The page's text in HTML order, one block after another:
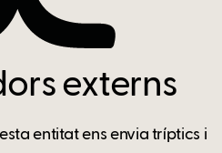
externs
entitat ens envia tríptics i